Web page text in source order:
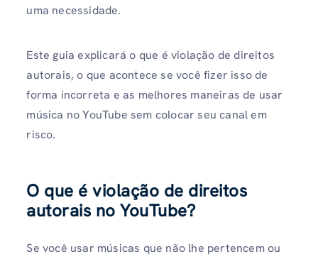
uma necessidade.
Este guia explicará o que é violação de direitos
autorais, o que acontece se você fizer isso de
forma incorreta e as melhores maneiras de usar
música no YouTube sem colocar seu canal em
risco.
O que é violação de direitos
autorais no YouTube?
Se você usar músicas que não lhe pertencem ou